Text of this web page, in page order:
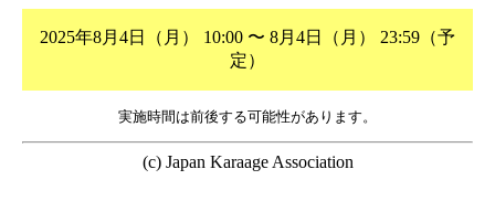
2025年8月4日（月） 10:00 〜 8月4日（月） 23:59（予
定）
実施時間は前後する可能性があります。
(c) Japan Karaage Association